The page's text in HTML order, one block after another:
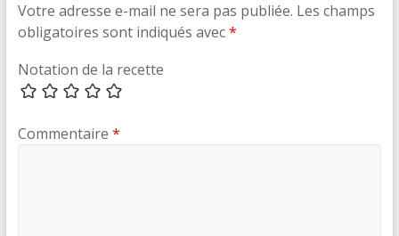
Votre adresse e-mail ne sera pas publiée. Les champs
obligatoires sont indiqués avec*
Notation de la recette
Commentaire *